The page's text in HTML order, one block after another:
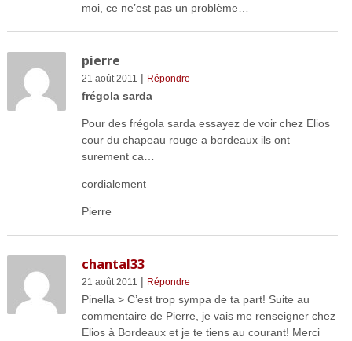
moi, ce ne’est pas un problème…
pierre
21 août 2011 | Répondre
frégola sarda
Pour des frégola sarda essayez de voir chez Elios
cour du chapeau rouge a bordeaux ils ont
surement ca…
cordialement
Pierre
chantal33
21 août 2011 | Répondre
Pinella > C’est trop sympa de ta part! Suite au
commentaire de Pierre, je vais me renseigner chez
Elios à Bordeaux et je te tiens au courant! Merci